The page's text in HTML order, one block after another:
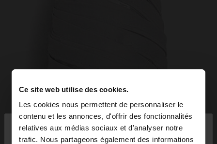
Ce site web utilise des cookies.
Les cookies nous permettent de personnaliser le
contenu et les annonces, d'offrir des fonctionnalités
relatives aux médias sociaux et d'analyser notre
trafic. Nous partageons également des informations
bonjour ×